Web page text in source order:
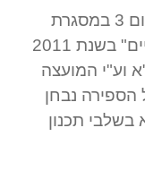
פרויקט הספירה העירונית זכה במקום 3 במסגרת
תחרות "תכנון גני שעשועים אקולוגיים" בשנת 2011
וע"י המועצה
הספירה נבחן
בשלבי תכנון